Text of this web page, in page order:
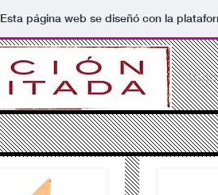
Esta página web se diseñó con la
Inicio